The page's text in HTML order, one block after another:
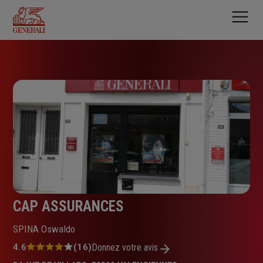
contenu
principal
CAP ASSURANCES
SPINA Oswaldo
Note
4.6 (16)Donnez votre avis